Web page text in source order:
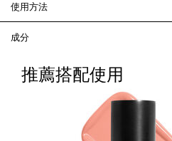
使用方法
成分
推薦搭配使用